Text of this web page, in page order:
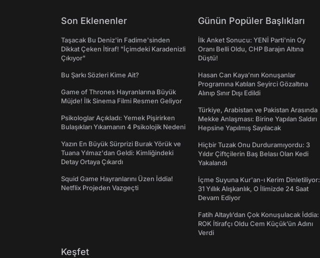
Son Eklenenler
Taşacak Bu Deniz'in Fadime'sinden
Dikkat Çeken İtiraf! "İçimdeki Karadenizli
Çıkıyor"
Bu Şarkı Sözleri Kime Ait?
Game of Thrones Hayranlarına Büyük
Müjde! İlk Sinema Filmi Resmen Geliyor
Psikologlar Açıkladı: Yemek Pişirirken
Bulaşıkları Yıkamanın 4 Psikolojik Nedeni
Yazın En Büyük Sürprizi Burak Yörük ve
Tuana Yılmaz'dan Geldi: Kimliğindeki
Detay Ortaya Çıkardı
Squid Game Hayranlarını Üzen İddia!
Netflix Projeden Vazgeçti
Günün Popüler Başlıkları
İlk Anket Sonucu: YENİ Parti'nin Oy
Oranı Belli Oldu, CHP Barajın Altına
Düştü!
Hasan Can Kaya’nın Konuşanlar
Programına Katılan Seyirci Gözaltına
Alınıp Sınır Dışı Edildi
Türkiye, Arabistan ve Pakistan Arasında
Mekke Anlaşması: Birine Yapılan Saldırı
Hepsine Yapılmış Sayılacak
Hiçbir Tuzak Onu Durduramıyordu: 3
Yıldır Çiftçilerin Baş Belası Olan Kedi
Yakalandı
İçme Suyuna Kur'an-ı Kerim Dinletiliyor:
31 Yıllık Alışkanlık, O İlimizde 24 Saat
Devam Ediyor
Fatih Altaylı’dan Çok Konuşulacak İddia:
ROK İtirafçı Oldu Cem Küçük’ün Adını
Verdi
Keşfet